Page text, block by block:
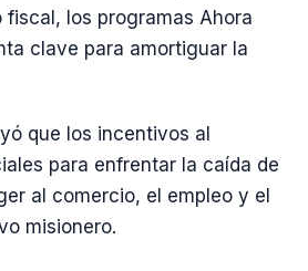
los programas Ahora
clave para amortiguar la
que los incentivos al
para enfrentar la caída de
al comercio, el empleo y el
misionero.